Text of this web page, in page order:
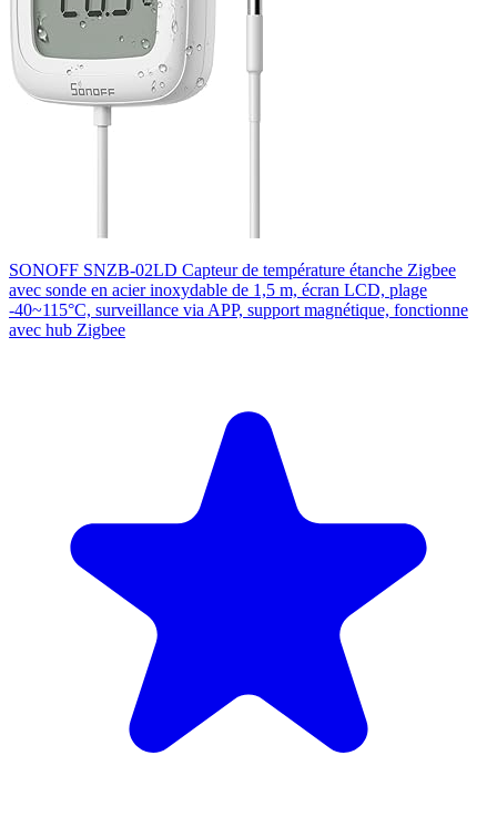
SONOFF SNZB-02LD Capteur de température étanche Zigbee
avec sonde en acier inoxydable de 1,5 m, écran LCD, plage
-40~115°C, surveillance via APP, support magnétique, fonctionne
avec hub Zigbee